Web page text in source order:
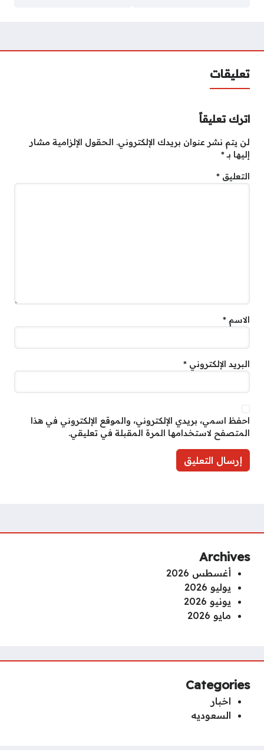
تعليقات
اترك تعليقاً
لن يتم نشر عنوان بريدك الإلكتروني. الحقول الإلزامية مشار
إليها بـ*
التعليق *
الاسم *
البريد الإلكتروني *
احفظ اسمي، بريدي الإلكتروني، والموقع الإلكتروني في هذا
المتصفح لاستخدامها المرة المقبلة في تعليقي.
Archives
أغسطس 2026
يوليو 2026
يونيو 2026
مايو 2026
Categories
اخبار
السعوديه